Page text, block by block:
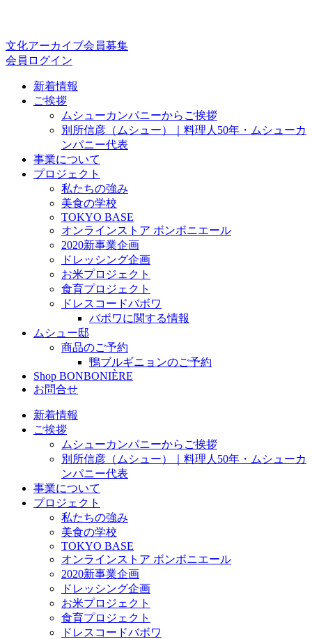
文化アーカイブ会員募集
会員ログイン
新着情報
ご挨拶
ムシューカンパニーからご挨拶
別所信彦（ムシュー）｜料理人50年・ムシューカ
ンパニー代表
事業について
プロジェクト
私たちの強み
美食の学校
TOKYO BASE
オンラインストア ボンボニエール
2020新事業企画
ドレッシング企画
お米プロジェクト
食育プロジェクト
ドレスコードバボワ
バボワに関する情報
ムシュー邸
商品のご予約
鴨ブルギニョンのご予約
Shop BONBONIÈRE
お問合せ
新着情報
ご挨拶
ムシューカンパニーからご挨拶
別所信彦（ムシュー）｜料理人50年・ムシューカ
ンパニー代表
事業について
プロジェクト
私たちの強み
美食の学校
TOKYO BASE
オンラインストア ボンボニエール
2020新事業企画
ドレッシング企画
お米プロジェクト
食育プロジェクト
ドレスコードバボワ